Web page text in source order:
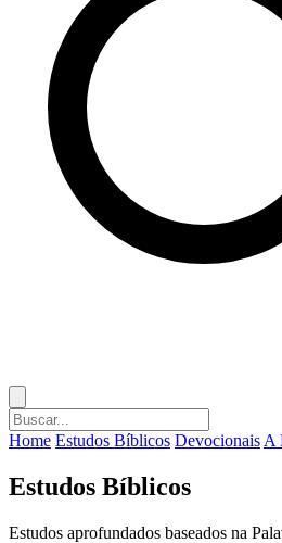
Home Estudos Bíblicos Devocionais A
Estudos Bíblicos
Estudos aprofundados baseados na